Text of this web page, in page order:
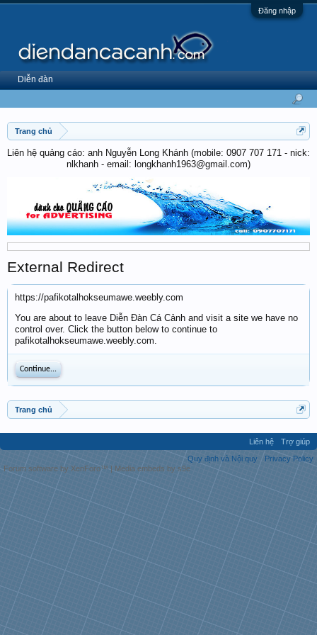
Đăng nhập
Trang chủ
Liên hệ quảng cáo: anh Nguyễn Long Khánh (mobile: 0907 707 171 - nick:
nlkhanh - email: longkhanh1963@gmail.com)
External Redirect
https://pafikotalhokseumawe.weebly.com
You are about to leave Diễn Đàn Cá Cảnh and visit a site we have no
control over. Click the button below to continue to
pafikotalhokseumawe.weebly.com.
Continue...
Trang chủ
Diễn đàn
Liên hệ
Trợ giúp
Quy định và Nội quy
Privacy Policy
Forum software by XenForo™ | Media embeds by s9e